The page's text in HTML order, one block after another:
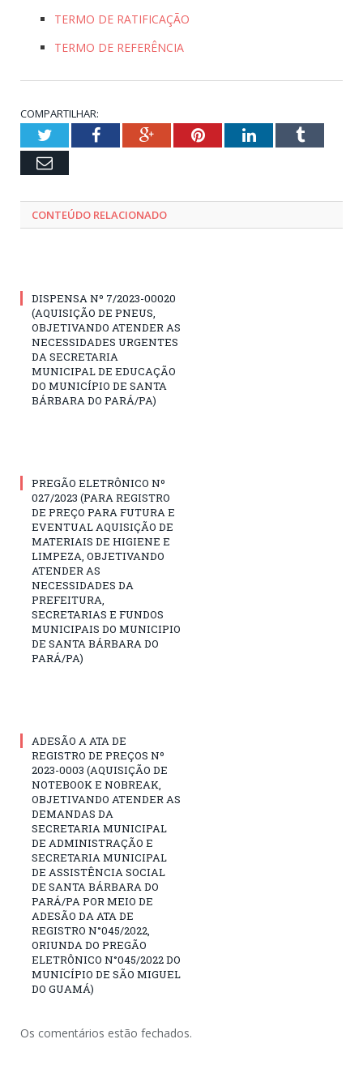
TERMO DE RATIFICAÇÃO
TERMO DE REFERÊNCIA
COMPARTILHAR:
TwitterFacebookGoogle+PinterestLinkedInTumblr
Email
CONTEÚDO RELACIONADO
DISPENSA Nº 7/2023-00020
(AQUISIÇÃO DE PNEUS,
OBJETIVANDO ATENDER AS
NECESSIDADES URGENTES
DA SECRETARIA
MUNICIPAL DE EDUCAÇÃO
DO MUNICÍPIO DE SANTA
BÁRBARA DO PARÁ/PA)
PREGÃO ELETRÔNICO Nº
027/2023 (PARA REGISTRO
DE PREÇO PARA FUTURA E
EVENTUAL AQUISIÇÃO DE
MATERIAIS DE HIGIENE E
LIMPEZA, OBJETIVANDO
ATENDER AS
NECESSIDADES DA
PREFEITURA,
SECRETARIAS E FUNDOS
MUNICIPAIS DO MUNICIPIO
DE SANTA BÁRBARA DO
PARÁ/PA)
ADESÃO A ATA DE
REGISTRO DE PREÇOS Nº
2023-0003 (AQUISIÇÃO DE
NOTEBOOK E NOBREAK,
OBJETIVANDO ATENDER AS
DEMANDAS DA
SECRETARIA MUNICIPAL
DE ADMINISTRAÇÃO E
SECRETARIA MUNICIPAL
DE ASSISTÊNCIA SOCIAL
DE SANTA BÁRBARA DO
PARÁ/PA POR MEIO DE
ADESÃO DA ATA DE
REGISTRO N°045/2022,
ORIUNDA DO PREGÃO
ELETRÔNICO N°045/2022 DO
MUNICÍPIO DE SÃO MIGUEL
DO GUAMÁ)
Os comentários estão fechados.